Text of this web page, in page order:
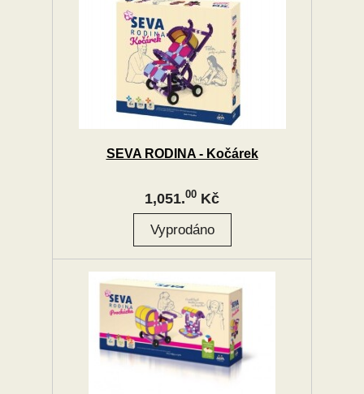
SEVA RODINA - Kočárek
1,051.00 Kč